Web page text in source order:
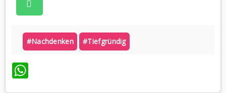
#nachdenken #tiefgründig
WhatsApp